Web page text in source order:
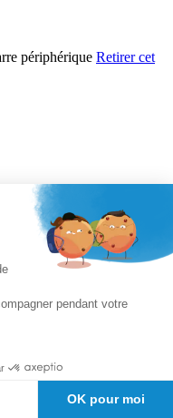
périphérique Retirer cet
pendant votre
OK pour moi